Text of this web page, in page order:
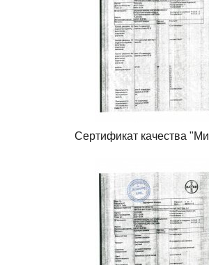
Сертификат качества